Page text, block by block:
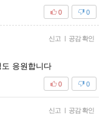
0
0
신고 | 공감 확인
응원합니다
0
0
신고 | 공감 확인